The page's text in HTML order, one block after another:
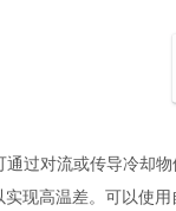
过对流或传导冷却
现高温差。 可以使用